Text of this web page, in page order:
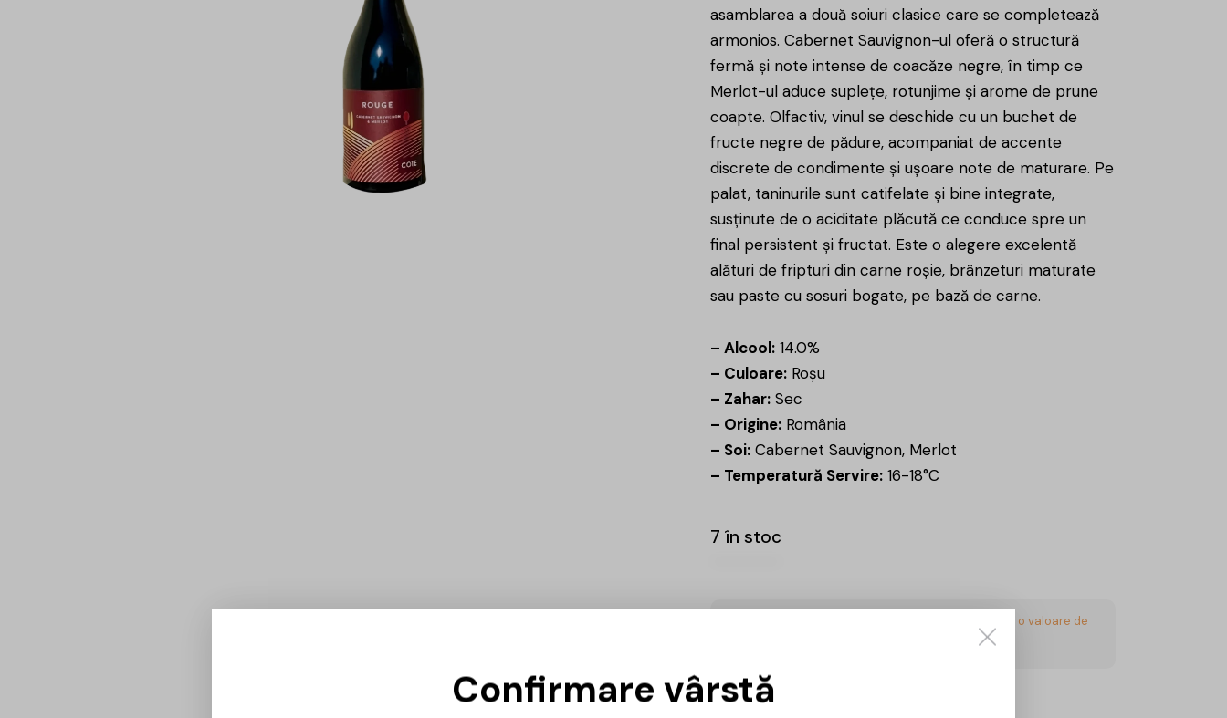
asamblarea a două soiuri clasice care se completează
armonios. Cabernet Sauvignon-ul oferă o structură
fermă și note intense de coacăze negre, în timp ce
Merlot-ul aduce suplețe, rotunjime și arome de prune
coapte. Olfactiv, vinul se deschide cu un buchet de
fructe negre de pădure, acompaniat de accente
discrete de condimente și ușoare note de maturare. Pe
palat, taninurile sunt catifelate și bine integrate,
susținute de o aciditate plăcută ce conduce spre un
final persistent și fructat. Este o alegere excelentă
alături de fripturi din carne roșie, brânzeturi maturate
sau paste cu sosuri bogate, pe bază de carne.
– Alcool: 14.0%
– Culoare: Roșu
– Zahar: Sec
– Origine: România
– Soi: Cabernet Sauvignon, Merlot
– Temperatură Servire: 16-18°C
7 în stoc
- o valoare de
Confirmare vârstă